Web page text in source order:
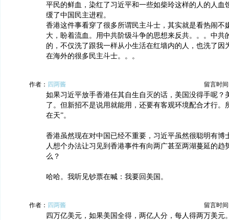
平民的鲜血，染红了习近平和一些如柴玲这样的人的人血
缓了中国民主进程。
香港这件事看穿了很多所谓民主斗士，其实就是看热闹不
大，盼着流血。用中共阶级斗争的思想来反共。。。中共
的，不仅洗了跟我一样从小生活在红墙内的人，也洗了因
在海外的很多民主斗士。。。
作者： 四两酱 留言时间
如果习近平放手香港任其自生自灭的话，美国没得手呢？
了。但新招不是说用就能用，还要有客观环境配合才行。
在天”。
香港虽然现在对中国已经不重要，习近平虽然很聪明有博
人想个办法让习见到香港事件有向两广甚至两湖蔓延的趋
么？
哈哈。我听见钞票在喊：我要回美国。
作者： 四两酱 留言时间
四万亿美元，如果美国全得，两亿人分，每人得两万美元